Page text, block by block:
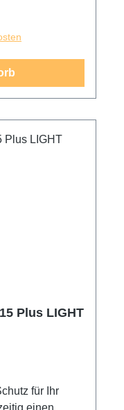
Plus LIGHT
für Ihr
einen